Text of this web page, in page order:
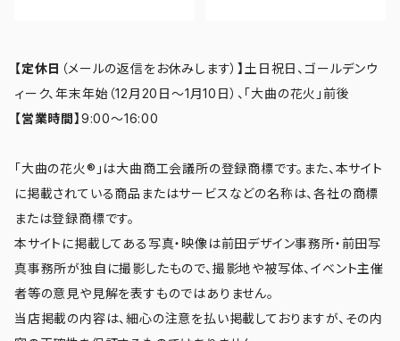
【定休日 （メールの返信をお休みします）】 土日祝日、ゴールデンウ
ィーク、年末年始（12月20日～1月10日）、「大曲の花火」前後
【営業時間】 9:00～16:00
「大曲の花火®」は大曲商工会議所の登録商標です。また、本サイト
に掲載されている商品またはサービスなどの名称は、各社の商標
または登録商標です。
本サイトに掲載してある写真・映像は前田デザイン事務所・前田写
真事務所が独自に撮影したもので、撮影地や被写体、イベント主催
者等の意見や見解を表すものではありません。
当店掲載の内容は、細心の注意を払い掲載しておりますが、その内